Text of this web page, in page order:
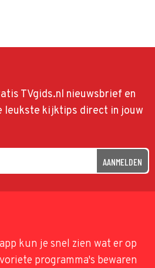
TVgids.nl nieuwsbrief en
leukste kijktips direct in jouw
AANMELDEN
kun je snel zien wat er op
programma's bewaren